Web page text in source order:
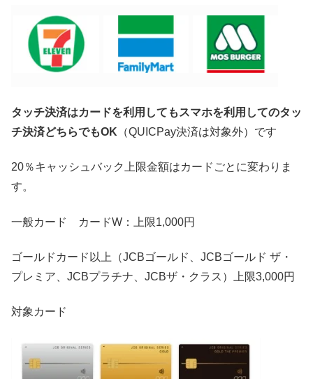
タッチ決済はカードを利用してもスマホを利用してのタッ
チ決済どちらでもOK （QUICPay決済は対象外）です
20％キャッシュバック上限金額はカードごとに変わりま
す。
一般カード カードW：上限1,000円
ゴールドカード以上（JCBゴールド、JCBゴールド ザ・
プレミア、JCBプラチナ、JCBザ・クラス）上限3,000円
対象カード